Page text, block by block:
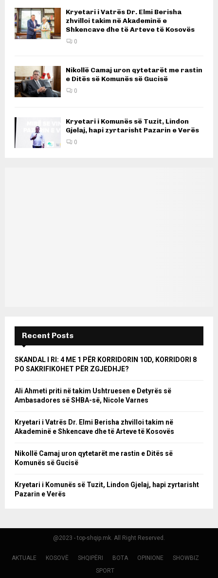
Kryetari i Vatrës Dr. Elmi Berisha
zhvilloi takim në Akademinë e
Shkencave dhe të Arteve të Kosovës
0
Nikollë Camaj uron qytetarët me rastin
e Ditës së Komunës së Gucisë
0
Kryetari i Komunës së Tuzit, Lindon
Gjelaj, hapi zyrtarisht Pazarin e Verës
0
Recent Posts
SKANDAL I RI: 4 ME 1 PËR KORRIDORIN 10D, KORRIDORI 8
PO SAKRIFIKOHET PËR ZGJEDHJE?
Ali Ahmeti priti në takim Ushtruesen e Detyrës së
Ambasadores së SHBA-së, Nicole Varnes
Kryetari i Vatrës Dr. Elmi Berisha zhvilloi takim në
Akademinë e Shkencave dhe të Arteve të Kosovës
Nikollë Camaj uron qytetarët me rastin e Ditës së
Komunës së Gucisë
Kryetari i Komunës së Tuzit, Lindon Gjelaj, hapi zyrtarisht
Pazarin e Verës
@2023 - top-shqip.mk. All Right Reserved.
AKTUALE KOSOVË SHQIPËRI BOTA OPINIONE
SHOWBIZ
SPORT